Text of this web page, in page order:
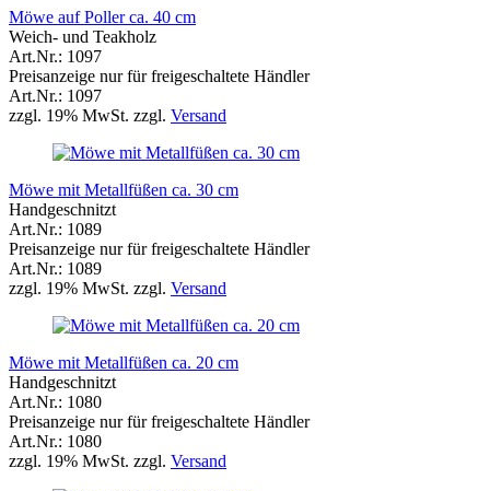
Möwe auf Poller ca. 40 cm
Weich- und Teakholz
Art.Nr.: 1097
Preisanzeige nur für freigeschaltete Händler
Art.Nr.: 1097
zzgl. 19% MwSt. zzgl. Versand
Möwe mit Metallfüßen ca. 30 cm
Handgeschnitzt
Art.Nr.: 1089
Preisanzeige nur für freigeschaltete Händler
Art.Nr.: 1089
zzgl. 19% MwSt. zzgl. Versand
Möwe mit Metallfüßen ca. 20 cm
Handgeschnitzt
Art.Nr.: 1080
Preisanzeige nur für freigeschaltete Händler
Art.Nr.: 1080
zzgl. 19% MwSt. zzgl. Versand